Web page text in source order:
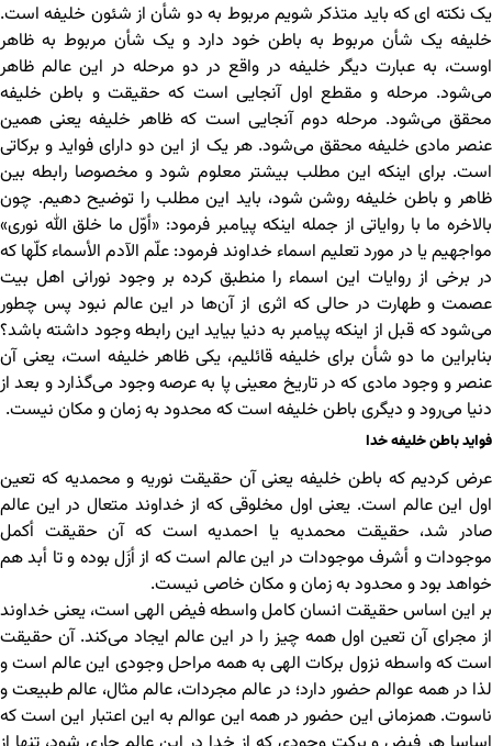
یک نکته ای که باید متذکر شویم مربوط به دو شأن از شئون خلیفه است.
خلیفه یک شأن مربوط به باطن خود دارد و یک شأن مربوط به ظاهر
اوست، به عبارت دیگر خلیفه در واقع در دو مرحله در این عالم ظاهر
می‌شود. مرحله و مقطع اول آنجایی است که حقیقت و باطن خلیفه
محقق می‌شود. مرحله دوم آنجایی است که ظاهر خلیفه یعنی همین
عنصر مادی خلیفه محقق می‌شود. هر یک از این دو دارای فواید و برکاتی
است. برای اینکه این مطلب بیشتر معلوم شود و مخصوصا رابطه بین
ظاهر و باطن خلیفه روشن شود، باید این مطلب را توضیح دهیم. چون
بالاخره ما با روایاتی از جمله اینکه پیامبر فرمود: «أوّل ما خلق الله نوری»
مواجهیم یا در مورد تعلیم اسماء خداوند فرمود: علّم الآدم الأسماء کلّها که
در برخی از روایات این اسماء را منطبق کرده بر وجود نورانی اهل بیت
عصمت و طهارت در حالی که اثری از آن‌ها در این عالم نبود پس چطور
می‌شود که قبل از اینکه پیامبر به دنیا بیاید این رابطه وجود داشته باشد؟
بنابراین ما دو شأن برای خلیفه قائلیم، یکی ظاهر خلیفه است، یعنی آن
عنصر و وجود مادی که در تاریخ معینی پا به عرصه وجود می‌گذارد و بعد از
دنیا می‌رود و دیگری باطن خلیفه است که محدود به زمان و مکان نیست.
فواید باطن خلیفه خدا
عرض کردیم که باطن خلیفه یعنی آن حقیقت نوریه و محمدیه که تعین
اول این عالم است. یعنی اول مخلوقی که از خداوند متعال در این عالم
صادر شد، حقیقت محمدیه یا احمدیه است که آن حقیقت أکمل
موجودات و أشرف موجودات در این عالم است که از أزَل بوده و تا أبد هم
خواهد بود و محدود به زمان و مکان خاصی نیست.
بر این اساس حقیقت انسان کامل واسطه فیض الهی است، یعنی خداوند
از مجرای آن تعین اول همه چیز را در این عالم ایجاد می‌کند. آن حقیقت
است که واسطه نزول برکات الهی به همه مراحل وجودی این عالم است و
لذا در همه عوالم حضور دارد؛ در عالم مجردات، عالم مثال، عالم طبیعت و
ناسوت. همزمانی این حضور در همه این عوالم به این اعتبار این است که